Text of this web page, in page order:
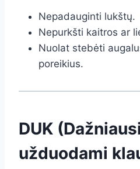
Nepadauginti lukštų.
Nepurkšti kaitros ar
Nuolat stebėti
poreikius.
DUK
užduodami